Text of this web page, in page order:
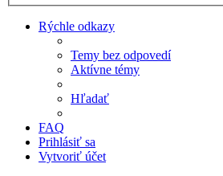
Rýchle odkazy
Temy bez odpovedí
Aktívne témy
Hľadať
FAQ
Prihlásiť sa
Vytvoriť účet